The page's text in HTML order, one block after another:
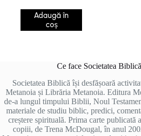
Adaugă în
coș
Ce face Societatea
Societatea Biblică își desfășoară
Metanoia și Librăria Metanoia. Editura
de-a lungul timpului Biblii, Noul
materiale de studiu biblic, predici,
creștere spirituală. Prima carte publicată
copiii, de Trena McDougal, în anul